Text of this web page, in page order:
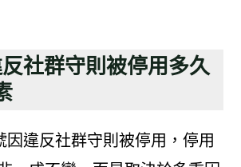
社群守則被停用多久
因違反社群守則被停用，停用